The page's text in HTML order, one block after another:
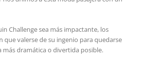
Challenge sea más impactante, los
que valerse de su ingenio para quedarse
dramática o divertida posible.